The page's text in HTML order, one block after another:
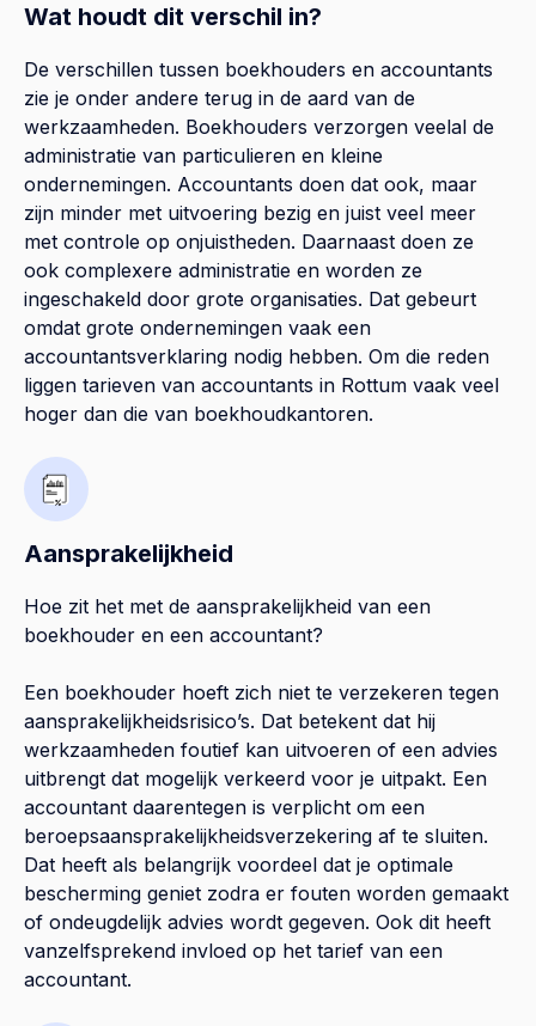
Wat houdt dit verschil in?
De verschillen tussen boekhouders en accountants
zie je onder andere terug in de aard van de
werkzaamheden. Boekhouders verzorgen veelal de
administratie van particulieren en kleine
ondernemingen. Accountants doen dat ook, maar
zijn minder met uitvoering bezig en juist veel meer
met controle op onjuistheden. Daarnaast doen ze
ook complexere administratie en worden ze
ingeschakeld door grote organisaties. Dat gebeurt
omdat grote ondernemingen vaak een
accountantsverklaring nodig hebben. Om die reden
liggen tarieven van accountants in Rottum vaak veel
hoger dan die van boekhoudkantoren.
Aansprakelijkheid
Hoe zit het met de aansprakelijkheid van een
boekhouder en een accountant?
Een boekhouder hoeft zich niet te verzekeren tegen
aansprakelijkheidsrisico’s. Dat betekent dat hij
werkzaamheden foutief kan uitvoeren of een advies
uitbrengt dat mogelijk verkeerd voor je uitpakt. Een
accountant daarentegen is verplicht om een
beroepsaansprakelijkheidsverzekering af te sluiten.
Dat heeft als belangrijk voordeel dat je optimale
bescherming geniet zodra er fouten worden gemaakt
of ondeugdelijk advies wordt gegeven. Ook dit heeft
vanzelfsprekend invloed op het tarief van een
accountant.